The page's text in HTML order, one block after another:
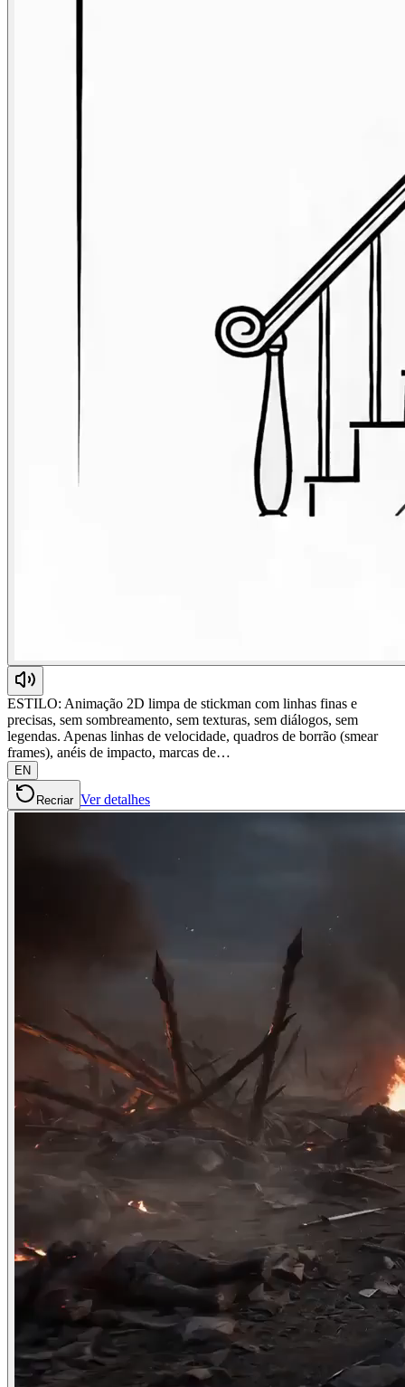
ESTILO: Animação 2D limpa de stickman com linhas finas e
precisas, sem sombreamento, sem texturas, sem diálogos, sem
legendas. Apenas linhas de velocidade, quadros de borrão (smear
frames), anéis de impacto, marcas de…
EN
Recriar Ver detalhes